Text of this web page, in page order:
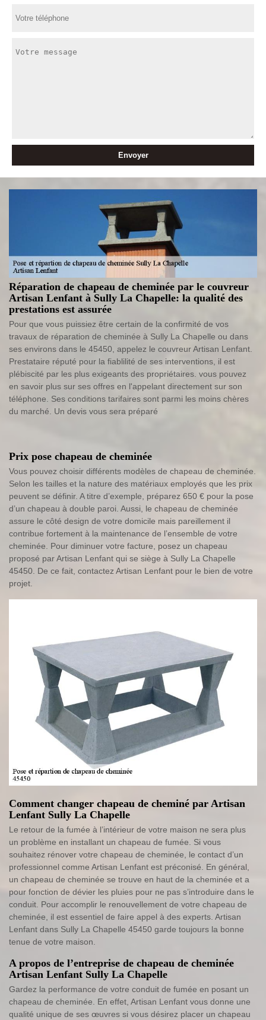
Réparation de chapeau de cheminée par le couvreur
Artisan Lenfant à Sully La Chapelle: la qualité des
prestations est assurée
Pour que vous puissiez être certain de la confirmité de vos
travaux de réparation de cheminée à Sully La Chapelle ou dans
ses environs dans le 45450, appelez le couvreur Artisan Lenfant.
Prestataire réputé pour la fiablilité de ses interventions, il est
plébiscité par les plus exigeants des propriétaires. vous pouvez
en savoir plus sur ses offres en l'appelant directement sur son
téléphone. Ses conditions tarifaires sont parmi les moins chères
du marché. Un devis vous sera préparé
Prix pose chapeau de cheminée
Vous pouvez choisir différents modèles de chapeau de cheminée.
Selon les tailles et la nature des matériaux employés que les prix
peuvent se définir. A titre d’exemple, préparez 650 € pour la pose
d’un chapeau à double paroi. Aussi, le chapeau de cheminée
assure le côté design de votre domicile mais pareillement il
contribue fortement à la maintenance de l’ensemble de votre
cheminée. Pour diminuer votre facture, posez un chapeau
proposé par Artisan Lenfant qui se siège à Sully La Chapelle
45450. De ce fait, contactez Artisan Lenfant pour le bien de votre
projet.
Comment changer chapeau de cheminé par Artisan
Lenfant Sully La Chapelle
Le retour de la fumée à l’intérieur de votre maison ne sera plus
un problème en installant un chapeau de fumée. Si vous
souhaitez rénover votre chapeau de cheminée, le contact d’un
professionnel comme Artisan Lenfant est préconisé. En général,
un chapeau de cheminée se trouve en haut de la cheminée et a
pour fonction de dévier les pluies pour ne pas s’introduire dans le
conduit. Pour accomplir le renouvellement de votre chapeau de
cheminée, il est essentiel de faire appel à des experts. Artisan
Lenfant dans Sully La Chapelle 45450 garde toujours la bonne
tenue de votre maison.
A propos de l’entreprise de chapeau de cheminée
Artisan Lenfant Sully La Chapelle
Gardez la performance de votre conduit de fumée en posant un
chapeau de cheminée. En effet, Artisan Lenfant vous donne une
qualité unique de ses œuvres si vous désirez placer un chapeau